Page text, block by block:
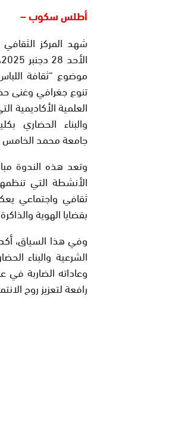
أطلس سكوب –
شهد المركز الثقافي
موضوع “ثقافة
تنوع جغرافي وغنى
العلمية الأكاديمية
والبناء الحضاري
جامعة محمد الخامس
وتعد هذه الندوة
الأنشطة التي
ثقافي واجتماعي
بقضايا الهوية
وفي هذا السياق، أكد
الشرعية والبناء
وعاداته الضاربة في
رافعة لتعزيز روح